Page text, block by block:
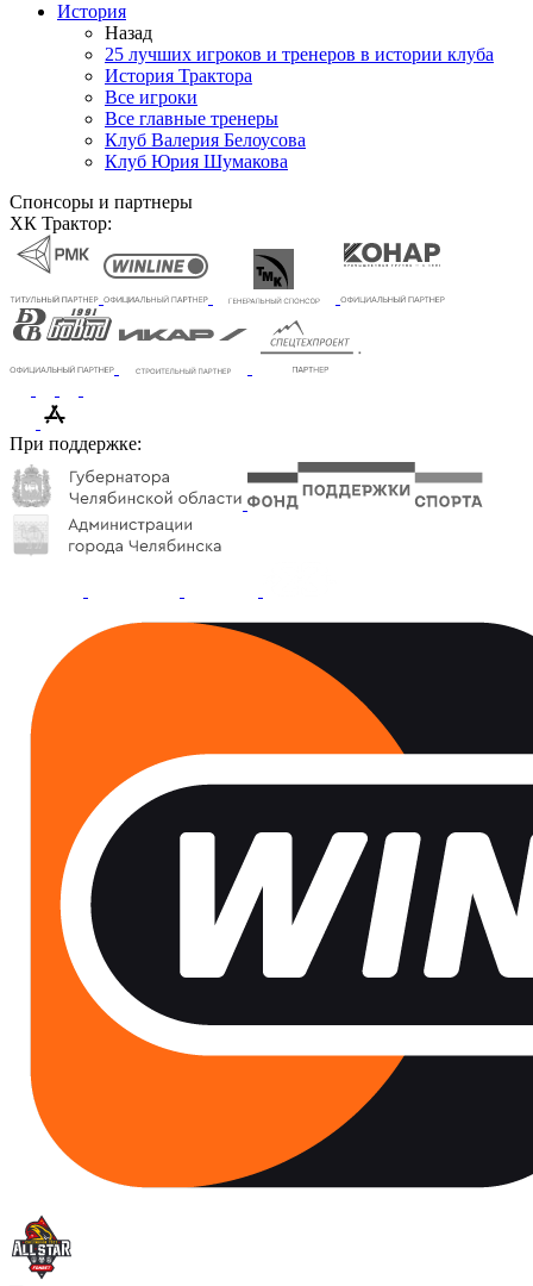
История
Назад
25 лучших игроков и тренеров в истории клуба
История Трактора
Все игроки
Все главные тренеры
Клуб Валерия Белоусова
Клуб Юрия Шумакова
Спонсоры и партнеры
ХК Трактор:
При поддержке: